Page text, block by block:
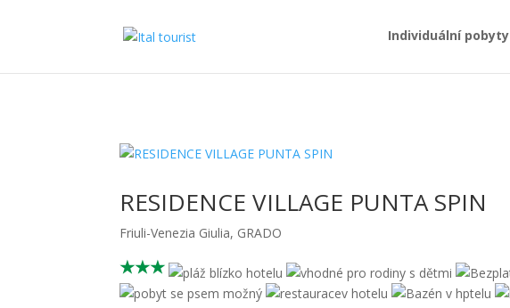
Individuální pobyty
RESIDENCE VILLAGE PUNTA SPIN
Friuli-Venezia Giulia, GRADO
★★★